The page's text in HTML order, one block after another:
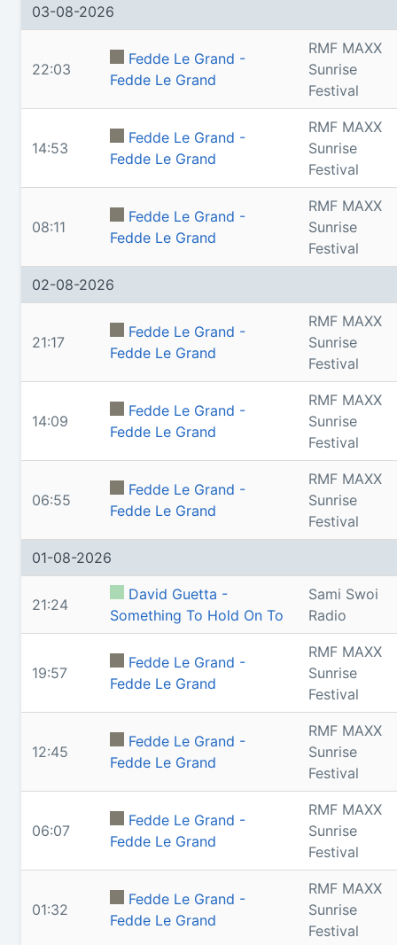
03-08-2026
22:03
Fedde Le Grand -
Fedde Le Grand
RMF MAXX
Sunrise
Festival
14:53
Fedde Le Grand -
Fedde Le Grand
RMF MAXX
Sunrise
Festival
08:11
Fedde Le Grand -
Fedde Le Grand
RMF MAXX
Sunrise
Festival
02-08-2026
21:17
Fedde Le Grand -
Fedde Le Grand
RMF MAXX
Sunrise
Festival
14:09
Fedde Le Grand -
Fedde Le Grand
RMF MAXX
Sunrise
Festival
06:55
Fedde Le Grand -
Fedde Le Grand
RMF MAXX
Sunrise
Festival
01-08-2026
21:24
David Guetta -
Something To Hold On To
Sami Swoi
Radio
19:57
Fedde Le Grand -
Fedde Le Grand
RMF MAXX
Sunrise
Festival
12:45
Fedde Le Grand -
Fedde Le Grand
RMF MAXX
Sunrise
Festival
06:07
Fedde Le Grand -
Fedde Le Grand
RMF MAXX
Sunrise
Festival
01:32
Fedde Le Grand -
Fedde Le Grand
RMF MAXX
Sunrise
Festival